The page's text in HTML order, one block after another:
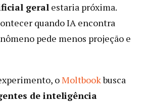
geral estaria próxima.
quando IA encontra
pede menos projeção e
oMoltbookbusca
de inteligência